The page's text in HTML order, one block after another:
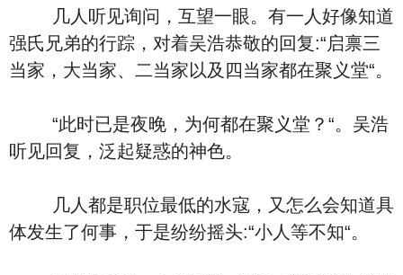
几人听见询问，互望一眼。有一人好像知道
强氏兄弟的行踪，对着吴浩恭敬的回复:“启禀三
当家，大当家、二当家以及四当家都在聚义堂“。
“此时已是夜晚，为何都在聚义堂？“。吴浩
听见回复，泛起疑惑的神色。
几人都是职位最低的水寇，又怎么会知道具
体发生了何事，于是纷纷摇头:“小人等不知“。